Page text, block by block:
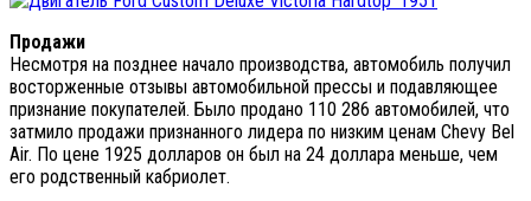
Продажи
Несмотря на позднее начало производства, автомобиль получил
восторженные отзывы автомобильной прессы и подавляющее
признание покупателей. Было продано 110 286 автомобилей, что
затмило продажи признанного лидера по низким ценам Chevy Bel
Air. По цене 1925 долларов он был на 24 доллара меньше, чем
его родственный кабриолет.